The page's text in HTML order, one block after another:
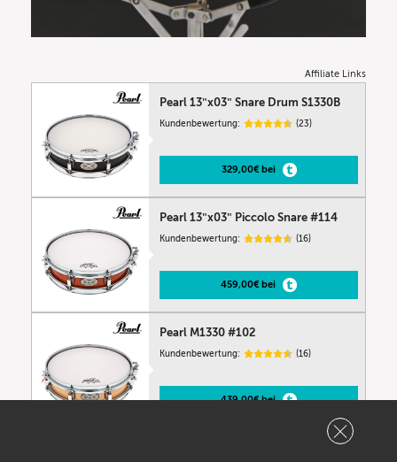
Affiliate Links
Pearl 13″x03″ Snare Drum S1330B
Kundenbewertung: (23)
329,00€ bei
Pearl 13″x03″ Piccolo Snare #114
Kundenbewertung: (16)
459,00€ bei
Pearl M1330 #102
Kundenbewertung: (16)
439,00€ bei
Pearl B1330 13″x03″ Piccolo Snare